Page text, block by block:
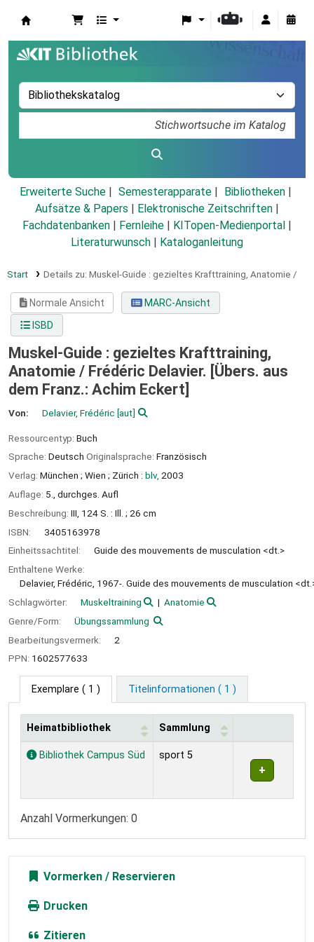
Erweiterte Suche Semesterapparate
Bibliotheken
Aufsätze & Papers
Elektronische Zeitschriften
Fachdatenbanken
Fernleihe KITopen-Medienportal
Literaturwunsch
Kataloganleitung
Start Details zu: Muskel-Guide : gezieltes Krafttraining, Anatomie /
Normale Ansicht
MARC-Ansicht
ISBD
Muskel-Guide : gezieltes Krafttraining,
Anatomie / Frédéric Delavier. [Übers. aus
dem Franz.: Achim Eckert]
Von: Delavier, Frédéric [aut]
Ressourcentyp: Buch
Sprache: Deutsch Originalsprache: Französisch
Verlag: München ; Wien ; Zürich : blv, 2003
Auflage: 5., durchges. Aufl
Beschreibung: III, 124 S. : Ill. ; 26 cm
ISBN:
3405163978
Einheitssachtitel:
Guide des mouvements de musculation <dt.>
Enthaltene Werke:
Delavier, Frédéric, 1967-. Guide des mouvements de musculation
Schlagwörter:
Muskeltraining
Anatomie
Genre/Form:
Übungssammlung
Bearbeitungsvermerk:
2
PPN: 1602577633
Exemplare ( 1 ) Titelinformationen ( 1 )
Exemplare
Heimatbibliothek Sammlung
Bibliothek Campus Süd sport 5
Anzahl Vormerkungen: 0
Vormerken
Drucken
Zitieren